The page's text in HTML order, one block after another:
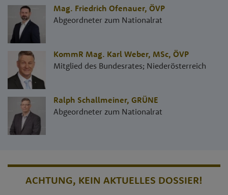
Mag. Friedrich Ofenauer, ÖVP
Abgeordneter zum Nationalrat
KommR Mag. Karl Weber, MSc, ÖVP
Mitglied des Bundesrates; Niederösterreich
Ralph Schallmeiner, GRÜNE
Abgeordneter zum Nationalrat
ACHTUNG, KEIN AKTUELLES DOSSIER!